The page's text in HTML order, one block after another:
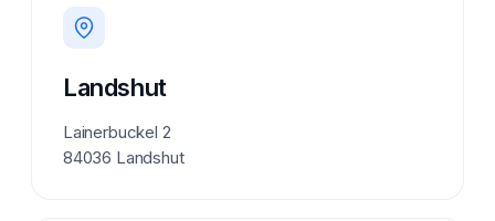
Landshut
Lainerbuckel 2
84036 Landshut